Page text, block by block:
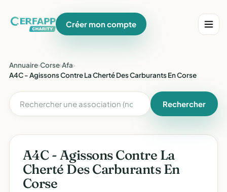
Créer mon compte
Annuaire›Corse›Afa›
A4C - Agissons Contre La Cherté Des Carburants En Corse
Rechercher
A4C - Agissons Contre La
Cherté Des Carburants En
Corse